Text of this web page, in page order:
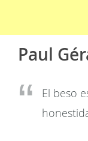
Paul
El beso